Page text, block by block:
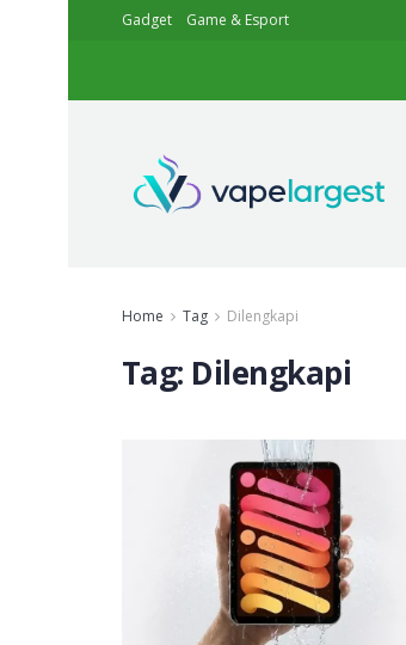
Gadget Game & Esport
Home Tag Dilengkapi
Tag: Dilengkapi